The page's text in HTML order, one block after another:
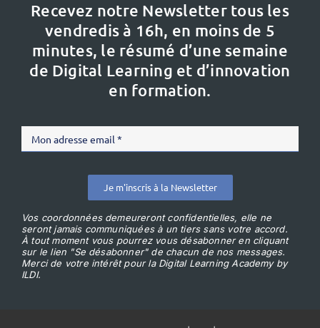
Recevez notre Newsletter tous les
vendredis à 16h, en moins de 5
minutes, le résumé d’une semaine
de Digital Learning et d’innovation
en formation.
Je m'inscris à la Newsletter
Vos coordonnées demeureront confidentielles, elle ne
seront jamais communiquées à un tiers sans votre accord.
À tout moment vous pourrez vous désabonner en cliquant
sur le lien "Se désabonner" de chacun de nos messages.
Merci de votre intérêt pour la Digital Learning Academy by
ILDI.